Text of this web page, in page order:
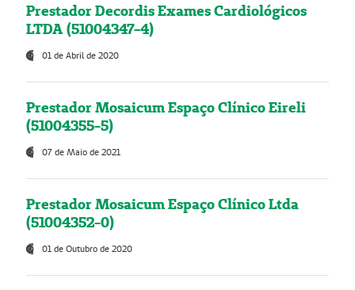
Prestador Decordis Exames Cardiológicos
LTDA (51004347-4)
01 de Abril de 2020
Prestador Mosaicum Espaço Clínico Eireli
(51004355-5)
07 de Maio de 2021
Prestador Mosaicum Espaço Clínico Ltda
(51004352-0)
01 de Outubro de 2020